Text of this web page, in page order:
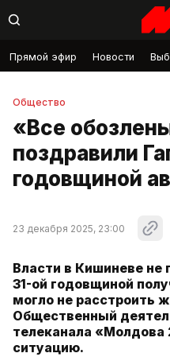
Прямой эфир Новости
Общество
«Все
поздравили
годовщиной
23 декабря 2025, 23:00
Власти в Кишиневе не
31-ой годовщиной
могло не расстроить
Общественный
телеканала
ситуацию.